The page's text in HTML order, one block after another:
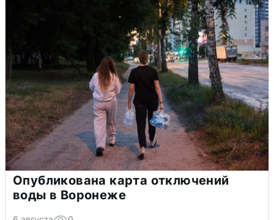
Опубликована карта отключений
воды в Воронеже